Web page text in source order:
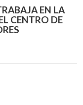
EN LA
CENTRO DE